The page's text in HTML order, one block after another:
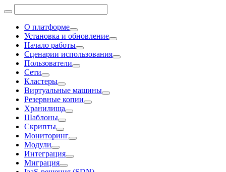
О платформе
Установка и обновление
Начало работы
Сценарии использования
Пользователи
Сети
Кластеры
Виртуальные машины
Резервные копии
Хранилища
Шаблоны
Скрипты
Мониторинг
Модули
Интеграция
Миграция